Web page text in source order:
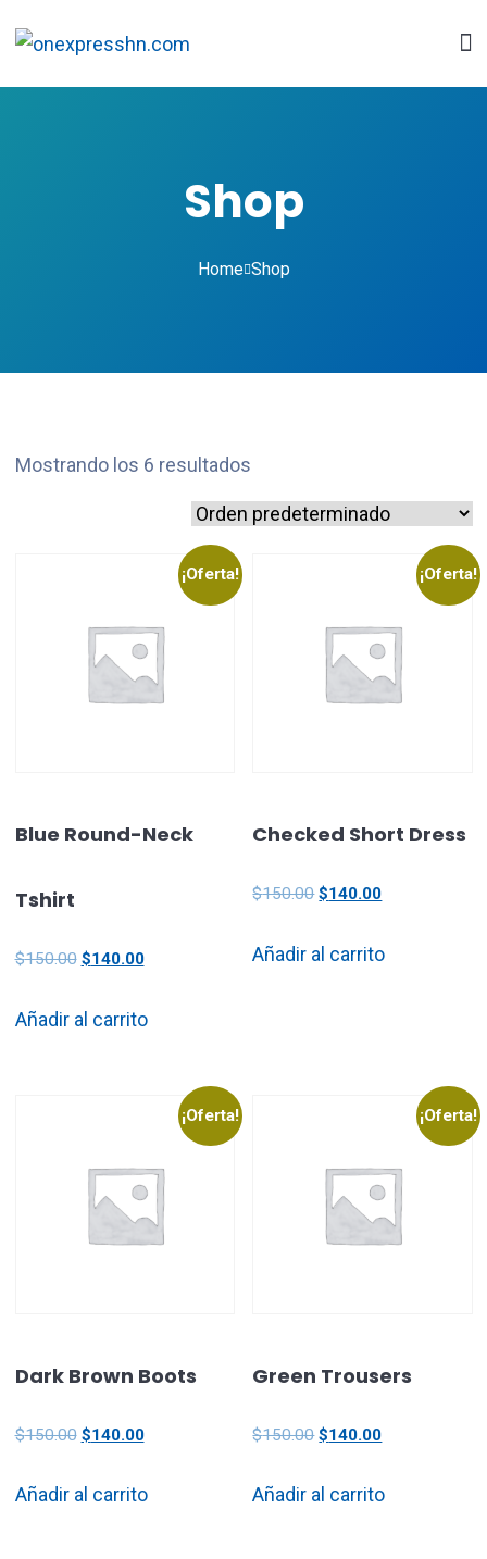
Shop
Home Shop
Mostrando los 6 resultados
¡Oferta!
Blue Round-Neck
Tshirt
$150.00 $140.00
Añadir al carrito
¡Oferta!
Checked Short Dress
$150.00 $140.00
Añadir al carrito
¡Oferta!
Dark Brown Boots
$150.00 $140.00
Añadir al carrito
¡Oferta!
Green Trousers
$150.00 $140.00
Añadir al carrito